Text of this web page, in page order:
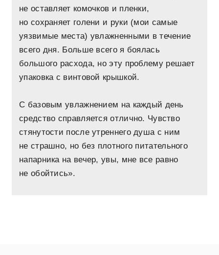
не оставляет комочков и пленки,
но сохраняет голени и руки (мои самые
уязвимые места) увлажненными в течение
всего дня. Больше всего я боялась
большого расхода, но эту проблему решает
упаковка с винтовой крышкой.
С базовым увлажнением на каждый день
средство справляется отлично. Чувство
стянутости после утреннего душа с ним
не страшно, но без плотного питательного
напарника на вечер, увы, мне все равно
не обойтись».